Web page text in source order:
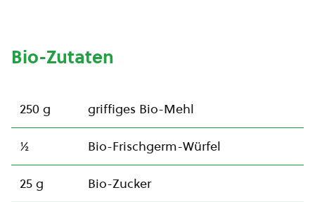
Bio-Zutaten
250 g griffiges Bio-Mehl
½ Bio-Frischgerm-Würfel
25 g Bio-Zucker